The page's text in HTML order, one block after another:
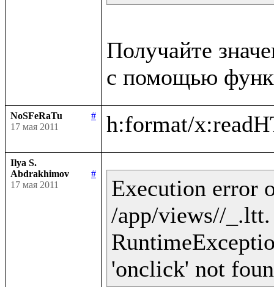
Получайте
NoSFeRaTu
#
17 мая 2011
Ilya S.
Abdrakhimov
#
17 мая 2011
Execution error
/app/views//
'onclick' not